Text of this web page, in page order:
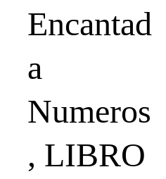
Encantad
a
Numeros
, LIBRO